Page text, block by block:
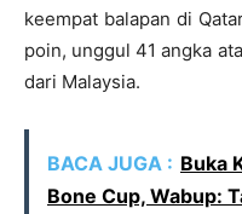
keempat balapan di
poin, unggul 41 angka
dari Malaysia.
BACA JUGA : Buka
Bone Cup, Wabup: